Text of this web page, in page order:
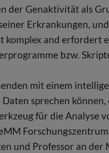
der Genaktivität als
Erkrankungen,
komplex and erfordert
bzw.
mit einem
sprechen
für die Analyse
und Professor an